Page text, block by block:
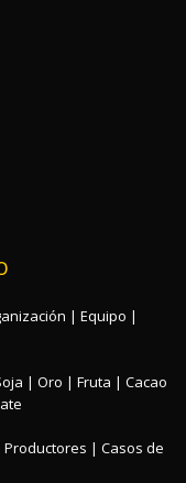
| Equipo |
| Oro | Fruta | Cacao
| Casos de